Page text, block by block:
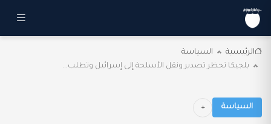
الرئيسية
السياسة
بلجيكا تحظر تصدير ونقل الأسلحة إلى إسرائيل وتطلب...
السياسة